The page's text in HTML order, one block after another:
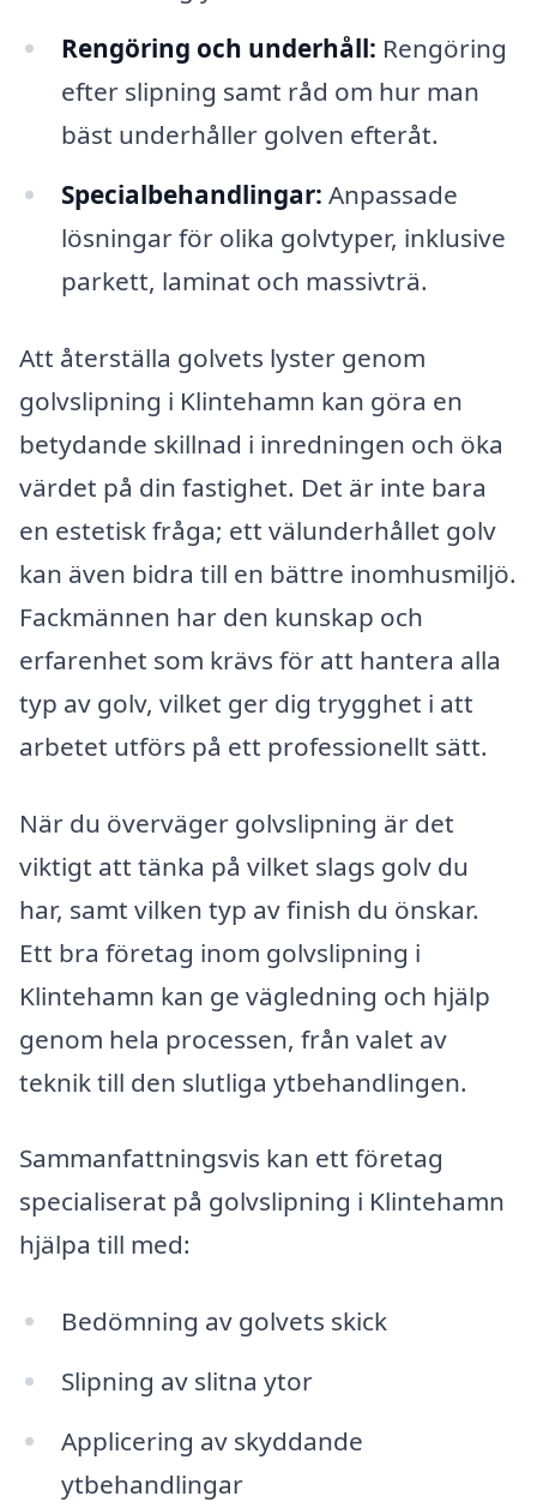
Rengöring och underhåll: Rengöring
efter slipning samt råd om hur man
bäst underhåller golven efteråt.
Specialbehandlingar: Anpassade
lösningar för olika golvtyper, inklusive
parkett, laminat och massivträ.
Att återställa golvets lyster genom
golvslipning i Klintehamn kan göra en
betydande skillnad i inredningen och öka
värdet på din fastighet. Det är inte bara
en estetisk fråga; ett välunderhållet golv
kan även bidra till en bättre inomhusmiljö.
Fackmännen har den kunskap och
erfarenhet som krävs för att hantera alla
typ av golv, vilket ger dig trygghet i att
arbetet utförs på ett professionellt sätt.
När du överväger golvslipning är det
viktigt att tänka på vilket slags golv du
har, samt vilken typ av finish du önskar.
Ett bra företag inom golvslipning i
Klintehamn kan ge vägledning och hjälp
genom hela processen, från valet av
teknik till den slutliga ytbehandlingen.
Sammanfattningsvis kan ett företag
specialiserat på golvslipning i Klintehamn
hjälpa till med:
Bedömning av golvets skick
Slipning av slitna ytor
Applicering av skyddande
ytbehandlingar